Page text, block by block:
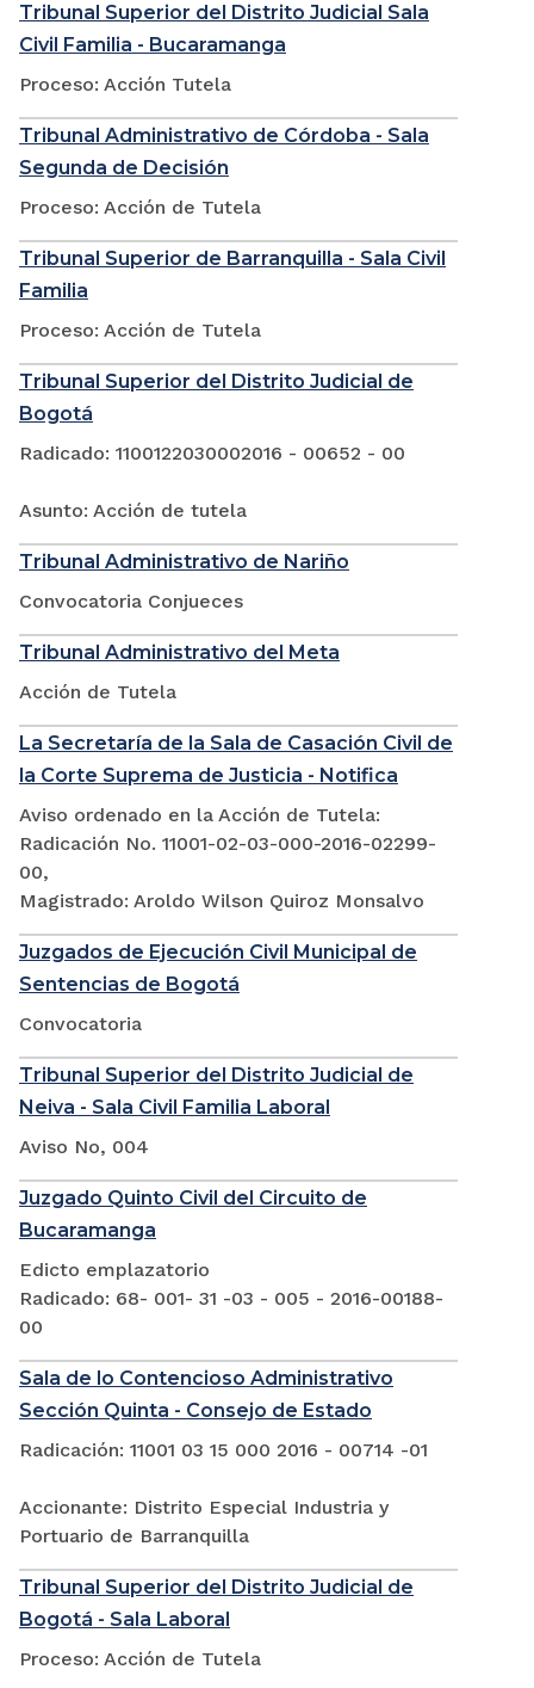
Tribunal Superior del Distrito Judicial Sala
Civil Familia - Bucaramanga
Proceso: Acción Tutela
Tribunal Administrativo de Córdoba - Sala
Segunda de Decisión
Proceso: Acción de Tutela
Tribunal Superior de Barranquilla - Sala Civil
Familia
Proceso: Acción de Tutela
Tribunal Superior del Distrito Judicial de
Bogotá
Radicado: 1100122030002016 - 00652 - 00
Asunto: Acción de tutela
Tribunal Administrativo de Nariño
Convocatoria Conjueces
Tribunal Administrativo del Meta
Acción de Tutela
La Secretaría de la Sala de Casación Civil de
la Corte Suprema de Justicia - Notifica
Aviso ordenado en la Acción de Tutela:
Radicación No. 11001-02-03-000-2016-02299-
00,
Magistrado: Aroldo Wilson Quiroz Monsalvo
Juzgados de Ejecución Civil Municipal de
Sentencias de Bogotá
Convocatoria
Tribunal Superior del Distrito Judicial de
Neiva - Sala Civil Familia Laboral
Aviso No, 004
Juzgado Quinto Civil del Circuito de
Bucaramanga
Edicto emplazatorio
Radicado: 68- 001- 31 -03 - 005 - 2016-00188-
00
Sala de lo Contencioso Administrativo
Sección Quinta - Consejo de Estado
Radicación: 11001 03 15 000 2016 - 00714 -01
Accionante: Distrito Especial Industria y
Portuario de Barranquilla
Tribunal Superior del Distrito Judicial de
Bogotá - Sala Laboral
Proceso: Acción de Tutela